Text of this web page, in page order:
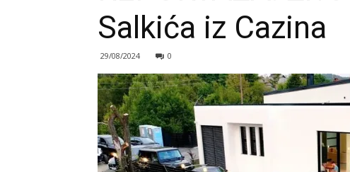
Salkića iz Cazina
29/08/2024 0